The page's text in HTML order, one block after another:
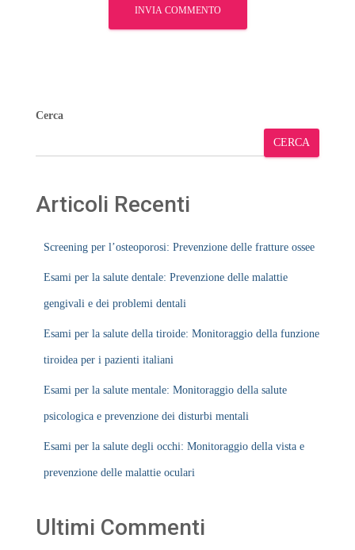
Cerca
CERCA
Articoli Recenti
Screening per l’osteoporosi: Prevenzione delle fratture ossee
Esami per la salute dentale: Prevenzione delle malattie
gengivali e dei problemi dentali
Esami per la salute della tiroide: Monitoraggio della funzione
tiroidea per i pazienti italiani
Esami per la salute mentale: Monitoraggio della salute
psicologica e prevenzione dei disturbi mentali
Esami per la salute degli occhi: Monitoraggio della vista e
prevenzione delle malattie oculari
Ultimi Commenti